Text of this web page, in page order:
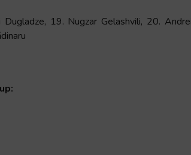
19. Nugzar ⁠Gelashvili, 20.